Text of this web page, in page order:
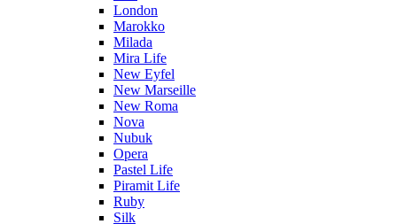
London
Marokko
Milada
Mira Life
New Eyfel
New Marseille
New Roma
Nova
Nubuk
Opera
Pastel Life
Piramit Life
Ruby
Silk